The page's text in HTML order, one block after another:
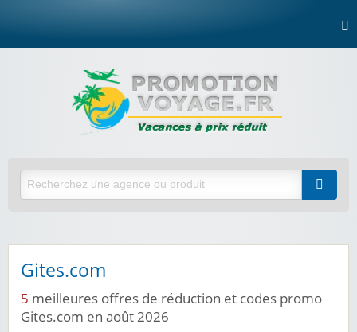
Gites.com
5 meilleures offres de réduction et codes promo
Gites.com en août 2026